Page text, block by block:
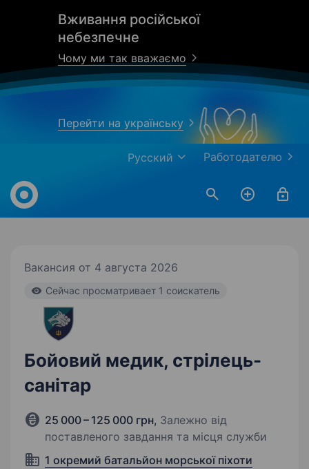
Вживання російської
небезпечне
Чому ми так вважаємо
Перейти на українську
Работодателю
Русский
Work.ua
Вакансия от 4 августа 2026
Cейчас просматривает 1 соискатель
Бойовий медик, стрілець-
санітар
25 000 – 125 000 грн, Залежно від
поставленого завдання та місця служби
1 окремий батальйон морської піхоти